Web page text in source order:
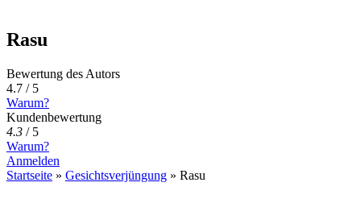
Rasu
Bewertung des Autors
4.7 / 5
Warum?
Kundenbewertung
4.3 / 5
Warum?
Anmelden
Startseite » Gesichtsverjüngung » Rasu